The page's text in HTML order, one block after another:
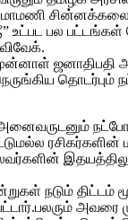
உட்பட பல
ஜனாதிபதி
தொடர்பும்
ரசிகர்களின்
நடும் திட்டம்
அவரை